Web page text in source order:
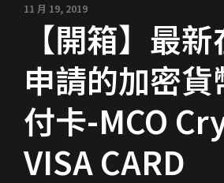
11 月 19, 2019
【開箱】最
申請的加密貨
付卡-MCO
VISA CARD